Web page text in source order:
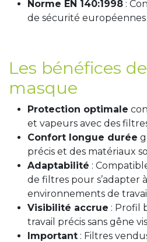
Norme EN 140:1998 :
de sécurité européennes
Les bénéfices
masque
Protection optimale
et vapeurs avec des
Confort longue durée
précis et des matériaux
Adaptabilité :
de filtres pour s’adapter
environnements de travail
Visibilité accrue : Profil
travail précis sans gêne
Important : Filtres